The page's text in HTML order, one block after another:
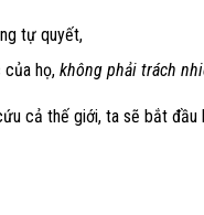
tự quyết,
của họ, không phải trách
cả thế giới, ta sẽ bắt